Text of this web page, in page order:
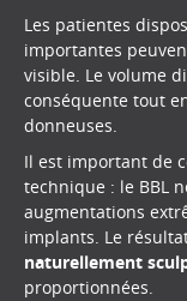
Les patientes
importantes
visible. Le volume
conséquente tout
donneuses.
Il est important de
technique : le BBL
augmentations
implants. Le
naturellement
proportionnées.